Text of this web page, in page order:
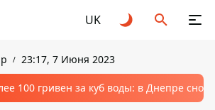
UK
23:17, 7 Июня 2023
100 гривен за куб воды: в Днепре